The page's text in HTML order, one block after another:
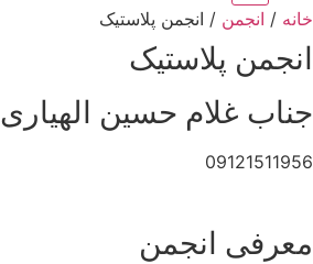
خانه / انجمن / انجمن پلاستیک
انجمن پلاستیک
جناب غلام حسین الهیاری
09121511956
معرفی انجمن